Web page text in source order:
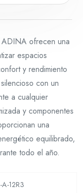
ofrecen una
espacios
y rendimiento
con un
a cualquier
y componentes
una
equilibrado,
todo el año.
12R3